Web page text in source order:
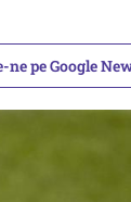
pe Google